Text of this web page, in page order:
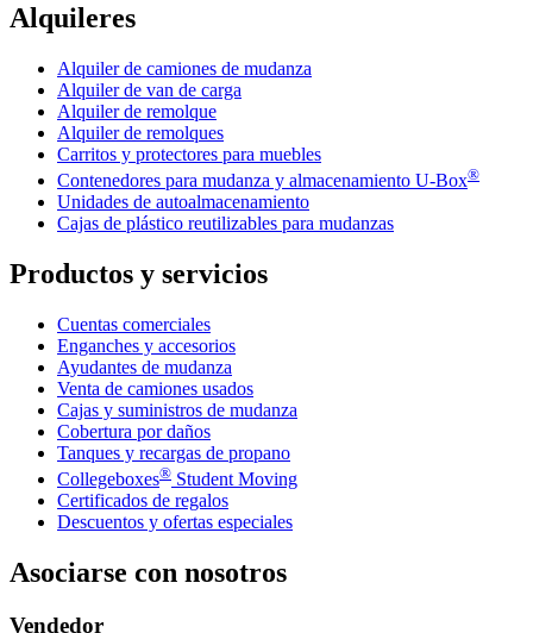
Alquileres
Alquiler de camiones de mudanza
Alquiler de van de carga
Alquiler de remolque
Alquiler de remolques
Carritos y protectores para muebles
Contenedores para mudanza y almacenamiento U-Box®
Unidades de autoalmacenamiento
Cajas de plástico reutilizables para mudanzas
Productos y servicios
Cuentas comerciales
Enganches y accesorios
Ayudantes de mudanza
Venta de camiones usados
Cajas y suministros de mudanza
Cobertura por daños
Tanques y recargas de propano
Collegeboxes® Student Moving
Certificados de regalos
Descuentos y ofertas especiales
Asociarse con nosotros
Vendedor